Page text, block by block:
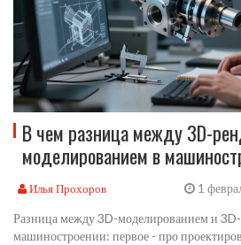
В чем разница между 3D-
моделированием в
Илья Прохоров 1
Разница между 3D-моделированием и
машиностроении: первое - про